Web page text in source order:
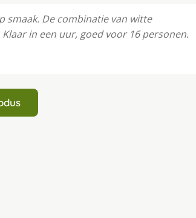
smaak. De combinatie van witte
in een uur, goed voor 16 personen.